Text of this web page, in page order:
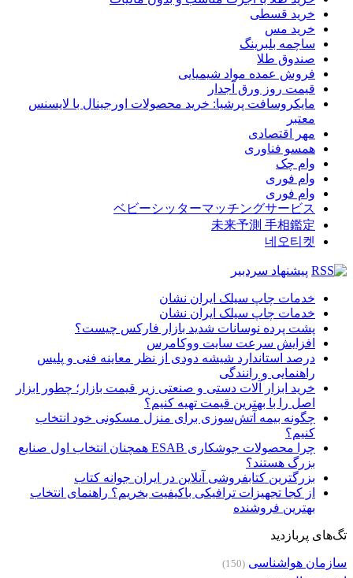
خرید قسطی
خرید مس
ساچمه بلبرینگ
صندوق طلا
فروش عمده مواد شیمیایی
قیمت روز ورق آجدار
مایکروسافت پرشیا: خرید محصولات اورجینال با لایسنس
معتبر
مهر اقتصادی
همسو فناوری
وام چک
وام فوری
وام فوری
ベビーシッターマッチングサービス
未来予測 手相鑑定
네오티켓
پیشنهاد سردبیر
خدمات چاپ سیلک ایران نشان
خدمات چاپ سیلک ایران نشان
پشت پرده نوسانات شدید بازار فارکس چیست؟
افزایش سرعت سایت ووکامرس
درصد استاندارد شیشه دودی از نظر معاینه فنی و پلیس
راهنمایی و رانندگی
خرید ابزار آلات دستی و صنعتی زیر قیمت بازار؛ چطور ابزار
اصل را با بهترین قیمت تهیه کنیم؟
چگونه بیمه آتش‌سوزی برای منزل مسکونی خود انتخاب
کنیم؟
چرا محصولات جوشکاری ESAB همچنان انتخاب اول صنایع
بزرگ هستند؟
بزرگترین کتابفروشی آنلاین در ایران جوانه کتاب
از کجا تجهیزات ترافیکی باکیفیت بخریم؟ راهنمای انتخاب
بهترین فروشنده
تگ‌های پربازدید
سازمان هواشناسی (150)